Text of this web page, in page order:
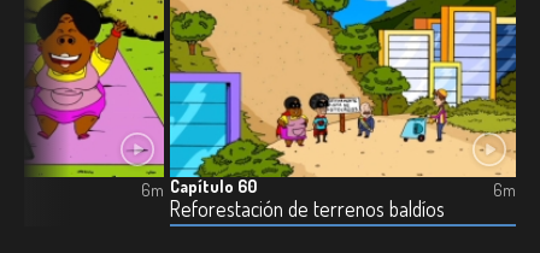
6m Capítulo 60
Reforestación de terrenos baldíos
6m